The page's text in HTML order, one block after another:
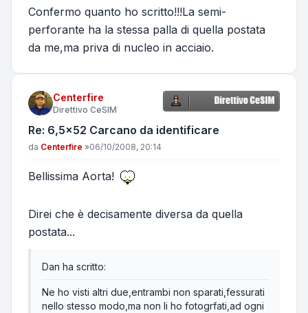
Confermo quanto ho scritto!!!La semi-
perforante ha la stessa palla di quella postata
da me,ma priva di nucleo in acciaio.
Centerfire
Direttivo CeSIM
Re: 6,5x52 Carcano da identificare
Messaggio
da Centerfire »06/10/2008, 20:14
Bellissima Aorta!
Direi che è decisamente diversa da quella
postata...
Dan ha scritto:
Ne ho visti altri due,entrambi non sparati,fessurati
nello stesso modo,ma non li ho fotogrfati,ad ogni